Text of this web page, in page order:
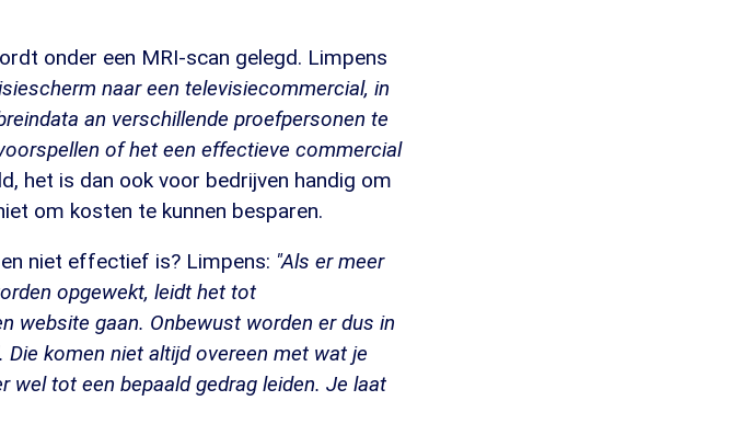
onder een MRI-scan gelegd. Limpens
naar een televisiecommercial, in
an verschillende proefpersonen te
of het een effectieve commercial
het is dan ook voor bedrijven handig om
om kosten te kunnen besparen.
niet effectief is? Limpens: "Als er meer
opgewekt, leidt het tot
website gaan. Onbewust worden er dus in
komen niet altijd overeen met wat je
wel tot een bepaald gedrag leiden. Je laat